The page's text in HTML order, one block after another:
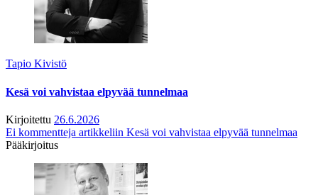
Tapio Kivistö
Kesä voi vahvistaa elpyvää tunnelmaa
Kirjoitettu 26.6.2026
Ei kommentteja artikkeliin Kesä voi vahvistaa elpyvää tunnelmaa
Pääkirjoitus